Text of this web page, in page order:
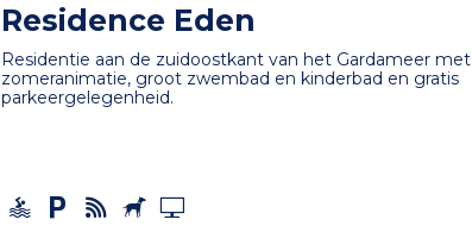
Residence Eden
Residentie aan de zuidoostkant van het Gardameer met
zomeranimatie, groot zwembad en kinderbad en gratis
parkeergelegenheid.